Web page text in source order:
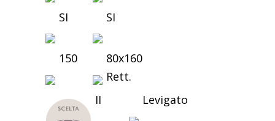
SI SI
150
80x160
Rett.
II
Levigato